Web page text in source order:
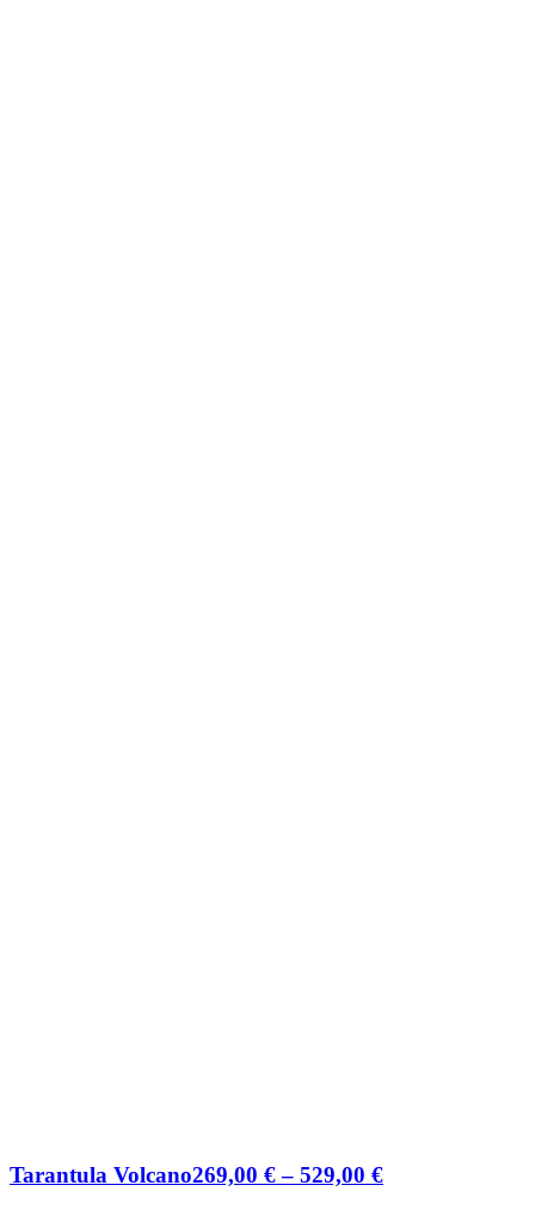
Tarantula Volcano269,00 € – 529,00 €Preisspanne: